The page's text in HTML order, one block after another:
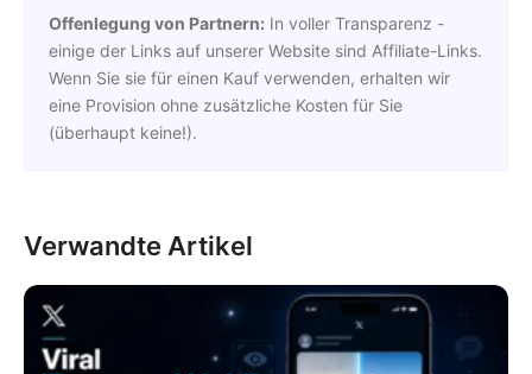
Offenlegung von Partnern: In voller Transparenz -
einige der Links auf unserer Website sind Affiliate-Links.
Wenn Sie sie für einen Kauf verwenden, erhalten wir
eine Provision ohne zusätzliche Kosten für Sie
(überhaupt keine!).
Verwandte Artikel